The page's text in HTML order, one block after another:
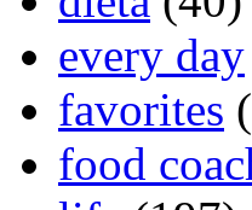
every day
favorites
food